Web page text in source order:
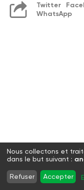
Twitter
WhatsApp
Nous collectons et
dans le but suivant :
Refuser Accepter